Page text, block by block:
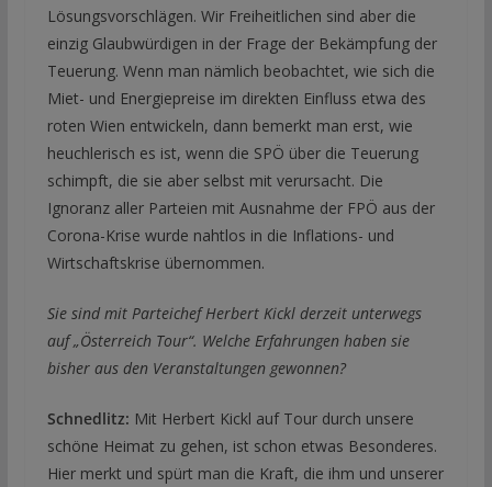
Lösungsvorschlägen. Wir Freiheitlichen sind aber die
einzig Glaubwürdigen in der Frage der Bekämpfung der
Teuerung. Wenn man nämlich beobachtet, wie sich die
Miet- und Energiepreise im direkten Einfluss etwa des
roten Wien entwickeln, dann bemerkt man erst, wie
heuchlerisch es ist, wenn die SPÖ über die Teuerung
schimpft, die sie aber selbst mit verursacht. Die
Ignoranz aller Parteien mit Ausnahme der FPÖ aus der
Corona-Krise wurde nahtlos in die Inflations- und
Wirtschaftskrise übernommen.
Sie sind mit Parteichef Herbert Kickl derzeit unterwegs
auf „Österreich Tour“. Welche Erfahrungen haben sie
bisher aus den Veranstaltungen gewonnen?
Schnedlitz: Mit Herbert Kickl auf Tour durch unsere
schöne Heimat zu gehen, ist schon etwas Besonderes.
Hier merkt und spürt man die Kraft, die ihm und unserer